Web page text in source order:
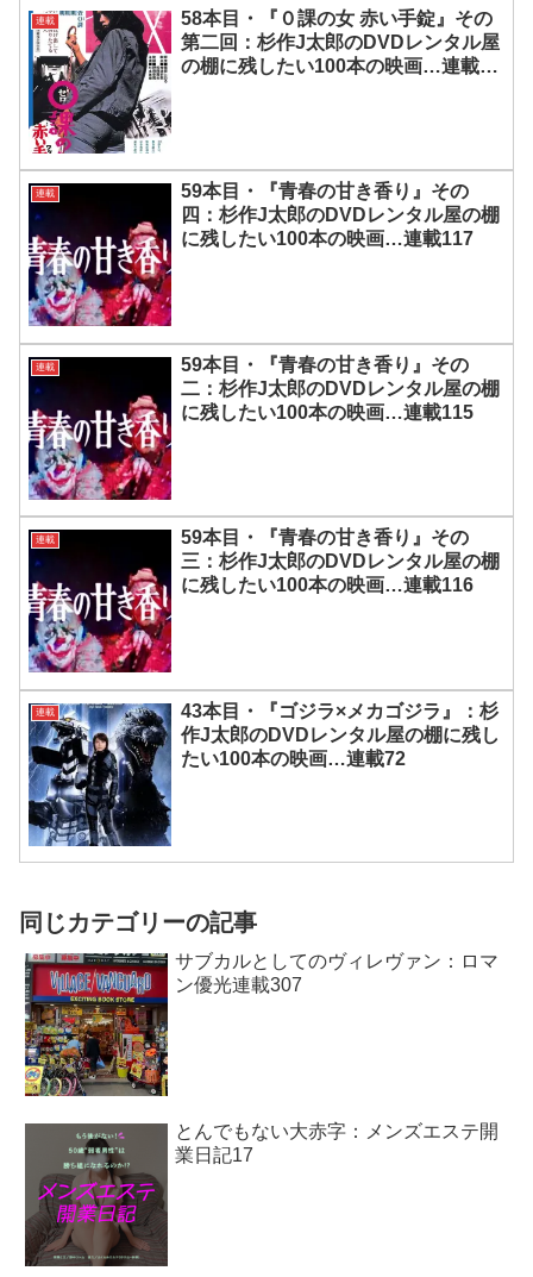
連載
58本目・『０課の女 赤い手錠』その
第二回：杉作J太郎のDVDレンタル屋
の棚に残したい100本の映画…連載
連載
59本目・『青春の甘き香り』その
四：杉作J太郎のDVDレンタル屋の棚
に残したい100本の映画…連載117
連載
59本目・『青春の甘き香り』その
二：杉作J太郎のDVDレンタル屋の棚
に残したい100本の映画…連載115
連載
59本目・『青春の甘き香り』その
三：杉作J太郎のDVDレンタル屋の棚
に残したい100本の映画…連載116
連載
43本目・『ゴジラ×メカゴジラ』：杉
作J太郎のDVDレンタル屋の棚に残し
たい100本の映画…連載72
同じカテゴリーの記事
サブカルとしてのヴィレヴァン：ロマ
ン優光連載307
とんでもない大赤字：メンズエステ開
業日記17